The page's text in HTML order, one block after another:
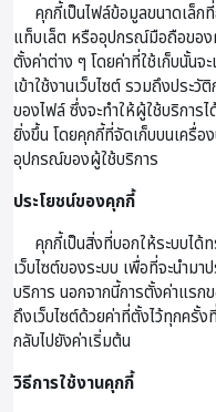
คุกกี้เป็นไฟล์ข้อมูลขนาดเล็ก
แท็บเล็ต หรืออุปกรณ์มือถือของ
ตั้งค่าต่าง ๆ โดยค่าที่ใช้เก็บนั้น
เข้าใช้งานเว็บไซต์ รวมถึงประ
ของไฟล์ ซึ่งจะทำให้ผู้ใช้บริการ
ยิ่งขึ้น โดยคุกกี้ที่จัดเก็บบนเครื่อ
อุปกรณ์ของผู้ใช้บริการ
ประโยชน์ของคุกกี้
คุกกี้เป็นสิ่งที่บอกให้ระบบได้ท
เว็บไซต์ของระบบ เพื่อที่จะนำม
บริการ นอกจากนี้การตั้งค่าแรก
ถึงเว็บไซต์ด้วยค่าที่ตั้งไว้ทุกครั้ง
กลับไปยังค่าเริ่มต้น
วิธีการใช้งานคุกกี้